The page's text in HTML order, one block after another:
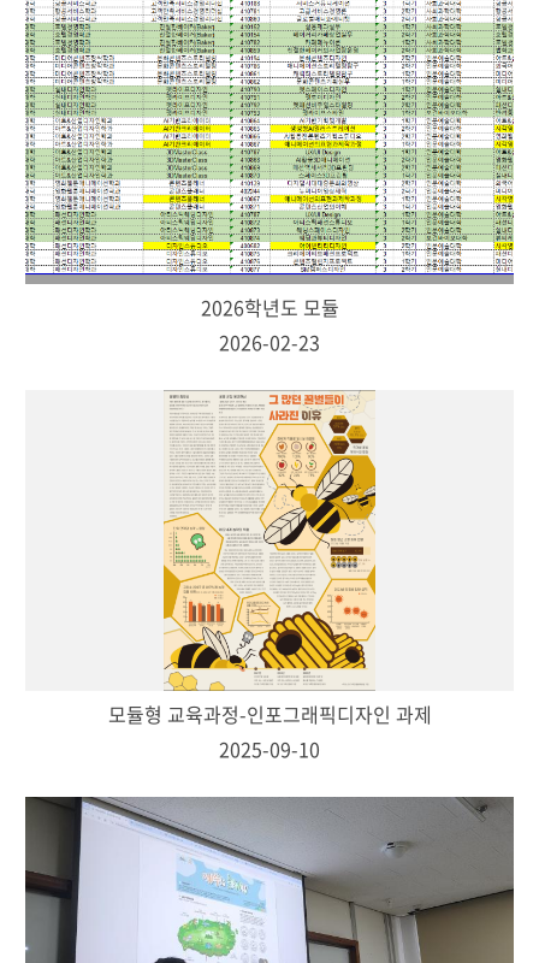
2026학년도 모듈
2026-02-23
모듈형 교육과정-인포그래픽디자인 과제
2025-09-10